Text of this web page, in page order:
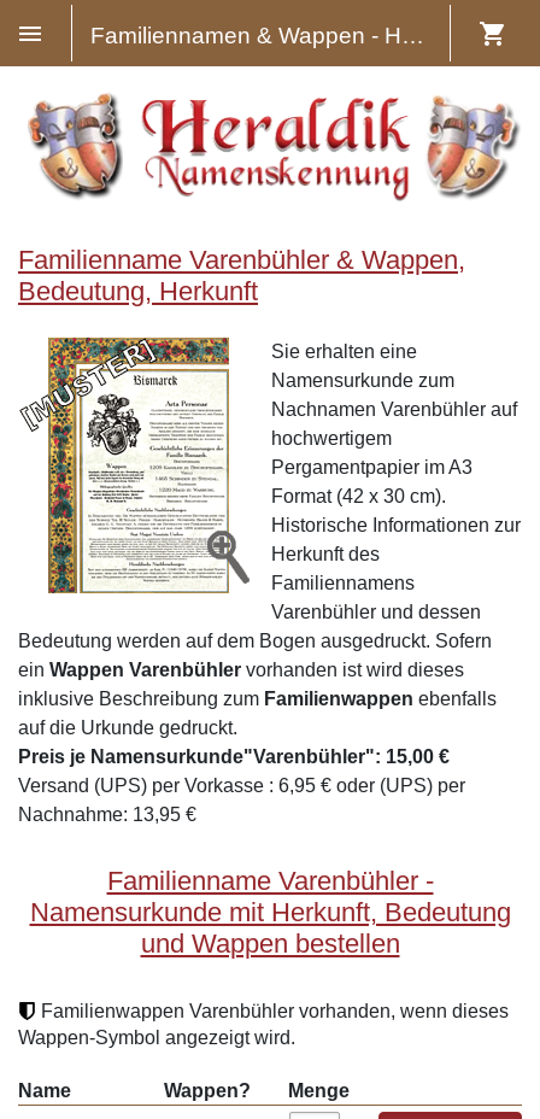
Familiennamen & Wappen - Heraldik
Familienname Varenbühler & Wappen,
Bedeutung, Herkunft
Sie erhalten eine
Namensurkunde zum
Nachnamen Varenbühler auf
hochwertigem
Pergamentpapier im A3
Format (42 x 30 cm).
Historische Informationen zur
Herkunft des
Familiennamens
Varenbühler und dessen
Bedeutung werden auf dem Bogen ausgedruckt. Sofern
ein Wappen Varenbühler vorhanden ist wird dieses
inklusive Beschreibung zum Familienwappen ebenfalls
auf die Urkunde gedruckt.
Preis je Namensurkunde"Varenbühler": 15,00 €
Versand (UPS) per Vorkasse : 6,95 € oder (UPS) per
Nachnahme: 13,95 €
Familienname Varenbühler -
Namensurkunde mit Herkunft, Bedeutung
und Wappen bestellen
Familienwappen Varenbühler vorhanden, wenn dieses
Wappen-Symbol angezeigt wird.
Name Wappen?
Menge